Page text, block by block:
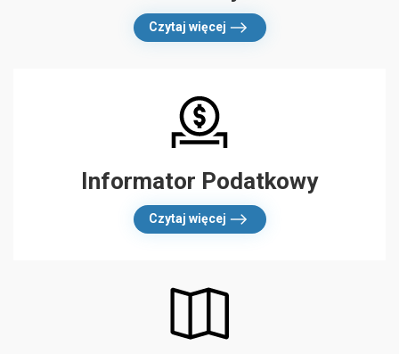
Czytaj więcej
Informator Podatkowy
Czytaj więcej